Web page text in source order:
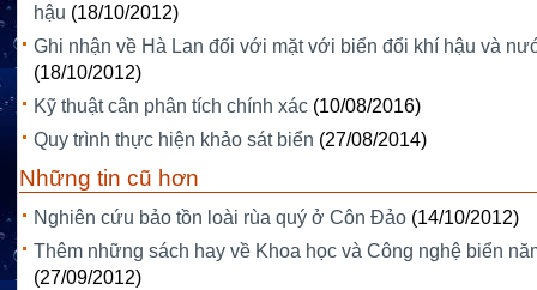
hậu (18/10/2012)
Ghi nhận về Hà Lan đối với mặt với biển đổi khí hậu và
(18/10/2012)
Kỹ thuật cân phân tích chính xác (10/08/2016)
Quy trình thực hiện khảo sát biển (27/08/2014)
Những tin cũ hơn
Nghiên cứu bảo tồn loài rùa quý ở Côn Đảo (14/10/2012)
Thêm những sách hay về Khoa học và Công nghệ biển
(27/09/2012)